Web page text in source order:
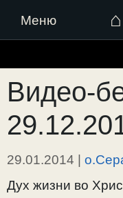
Меню ⌂
к
содержимому
Видео-
29.01.2014 |
Дух жизни во